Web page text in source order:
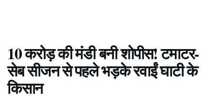
10 करोड़ की मंडी बनी शोपीस! टमाटर-
सेब सीजन से पहले भड़के रवाईं घाटी के
किसान